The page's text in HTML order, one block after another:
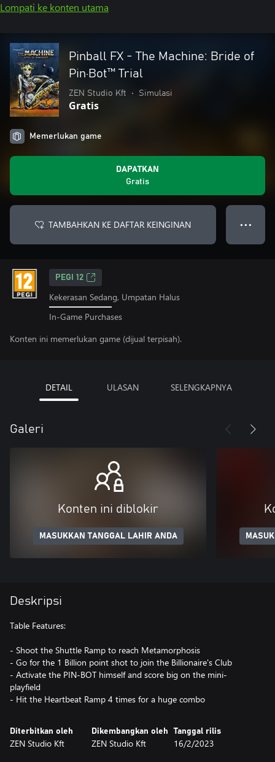
Lompati ke konten utama
Pinball FX - The Machine: Bride of
Pin·Bot™️ Trial
ZEN Studio Kft • Simulasi
Gratis
Memerlukan game
DAPATKAN
Gratis
TAMBAHKAN KE DAFTAR KEINGINAN ● ● ●
PEGI 12
Kekerasan Sedang, Umpatan Halus
In-Game Purchases
Konten ini memerlukan game (dijual terpisah).
DETAIL ULASAN SELENGKAPNYA
Galeri
Konten ini diblokir
MASUKKAN TANGGAL LAHIR ANDA
Deskripsi
Table Features:
- Shoot the Shuttle Ramp to reach Metamorphosis
- Go for the 1 Billion point shot to join the Billionaire's Club
- Activate the PIN-BOT himself and score big on the mini-
playfield
- Hit the Heartbeat Ramp 4 times for a huge combo
Diterbitkan oleh
ZEN Studio Kft
Dikembangkan oleh
ZEN Studio Kft
Tanggal rilis
16/2/2023